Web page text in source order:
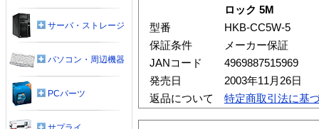
ロック 5M
型番
HKB-CC5W-5
保証条件
メーカー保証
JANコード
4969887515969
発売日
2003年11月26日
返品について
特定商取引法に基
サーバ・ストレージ
パソコン・周辺機器
PCパーツ